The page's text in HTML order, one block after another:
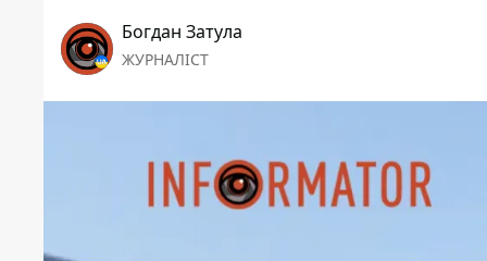
Богдан Затула
ЖУРНАЛІСТ